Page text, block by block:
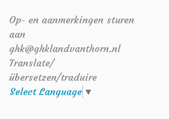
Op- en aanmerkingen sturen
aan
ghk@ghklandvanthorn.nl
Translate/
übersetzen/traduire
Select Language ▼